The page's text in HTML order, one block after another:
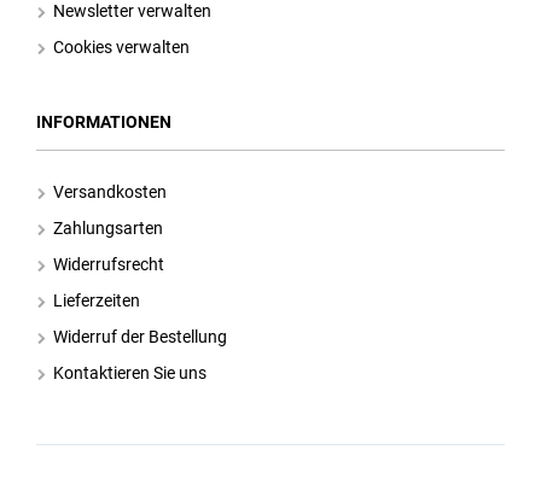
Newsletter verwalten
Cookies verwalten
INFORMATIONEN
Versandkosten
Zahlungsarten
Widerrufsrecht
Lieferzeiten
Widerruf der Bestellung
Kontaktieren Sie uns